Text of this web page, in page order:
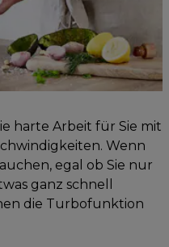
harte Arbeit für Sie mit
Wenn
egal ob Sie nur
ganz schnell
die Turbofunktion